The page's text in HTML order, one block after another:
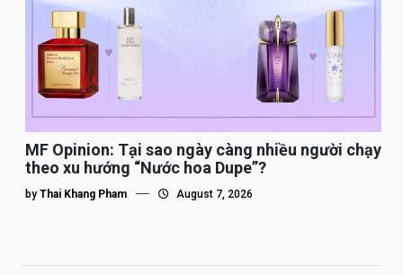
MF Opinion: Tại sao ngày càng nhiều người chạy
theo xu hướng “Nước hoa Dupe”?
by Thai Khang Pham August 7, 2026